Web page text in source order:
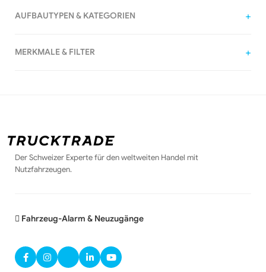
AUFBAUTYPEN & KATEGORIEN
MERKMALE & FILTER
Der Schweizer Experte für den weltweiten Handel mit
Nutzfahrzeugen.
Fahrzeug-Alarm & Neuzugänge